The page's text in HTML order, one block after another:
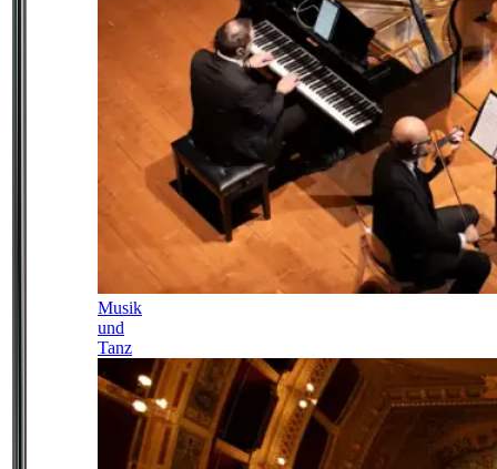
Musik
und
Tanz